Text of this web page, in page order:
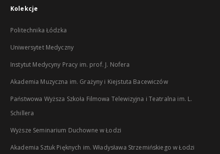
Kolekcje
Politechnika Łódzka
Uniwersytet Medyczny
Instytut Medycyny Pracy im. prof. J. Nofera
Akademia Muzyczna im. Grażyny i Kiejstuta Bacewiczów
Państwowa Wyższa Szkoła Filmowa Telewizyjna i Teatralna im. L.
Schillera
Wyższe Seminarium Duchowne w Łodzi
Akademia Sztuk Pięknych im. Władysława Strzemińskiego w Łodzi